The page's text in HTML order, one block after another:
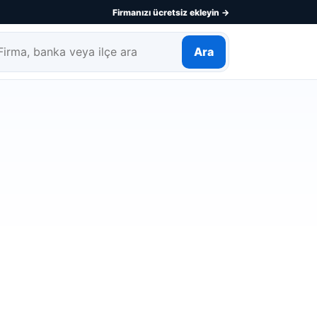
Firmanızı ücretsiz ekleyin →
banka veya ilçe ara
Ara